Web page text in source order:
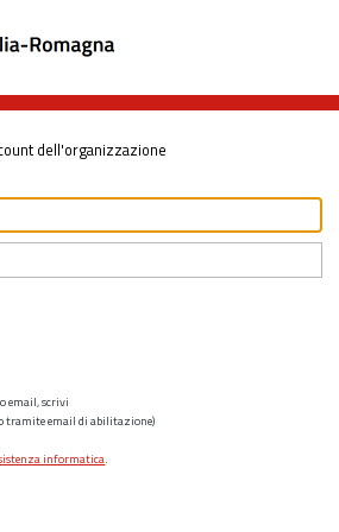
dell'organizzazione
email, scrivi
tramite email di abilitazione)
informatica.